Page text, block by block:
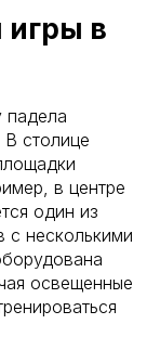
игры в
падела
В столице
в центре
один из
с несколькими
освещенные